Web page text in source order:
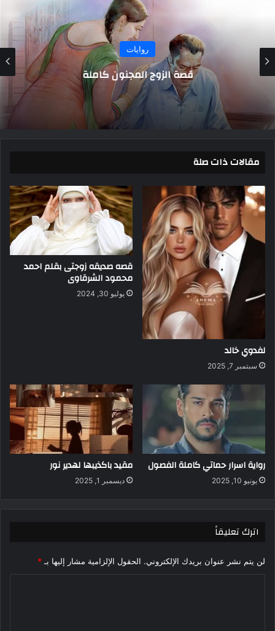
روايات
كريم_وليلي كاملة الفصول
مقالات ذات صلة
لفدوي خالد
سبتمبر 7, 2025
قصه صديقه زوجتى بقلم احمد
محمود الشرقاوى
يوليو 30, 2024
رواية اسرار حماتي كاملة الفصول
يونيو 10, 2025
مقيد باكذيبها لهدير نور
ديسمبر 1, 2025
اترك تعليقاً
لن يتم نشر عنوان بريدك الإلكتروني. الحقول الإلزامية مشار إليها بـ *